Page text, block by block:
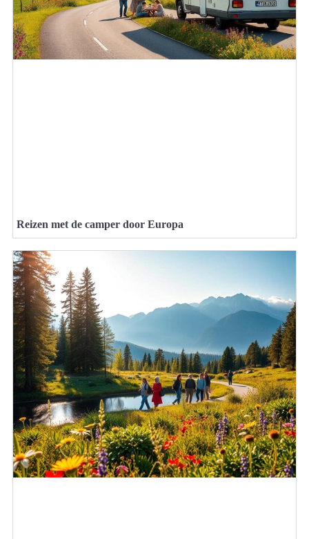
Reizen met de camper door Europa